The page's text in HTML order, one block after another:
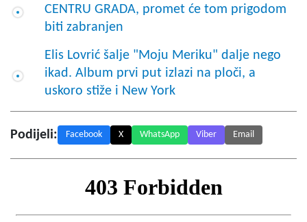
CENTRU GRADA, promet će tom prigodom
biti zabranjen
Elis Lovrić šalje "Moju Meriku" dalje nego
ikad. Album prvi put izlazi na ploči, a
uskoro stiže i New York
Podijeli: Facebook X WhatsApp Viber Email